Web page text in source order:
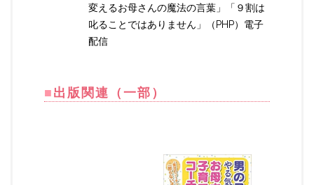
変えるお母さんの魔法の言葉」「９割は
叱ることではありません」（PHP）電子
配信
■出版関連（一部）